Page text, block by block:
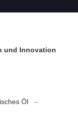
und Innovation
Öl